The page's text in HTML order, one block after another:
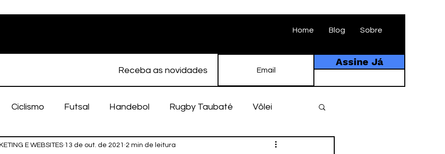
Home Blog Sobre
Receba as novidades
Assine Já
Ciclismo Futsal Handebol Rugby Taubaté Vôlei
Feminino Atletismo EC Taubaté História
E WEBSITES 13 de out. de 2021 2 min de leitura